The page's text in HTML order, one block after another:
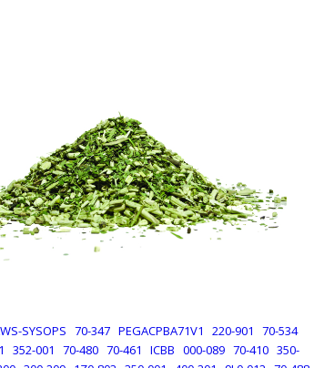
SYSOPS 70-347 PEGACPBA71V1 220-901
70-534
352-001 70-480 70-461 ICBB 000-089 70-410 350-